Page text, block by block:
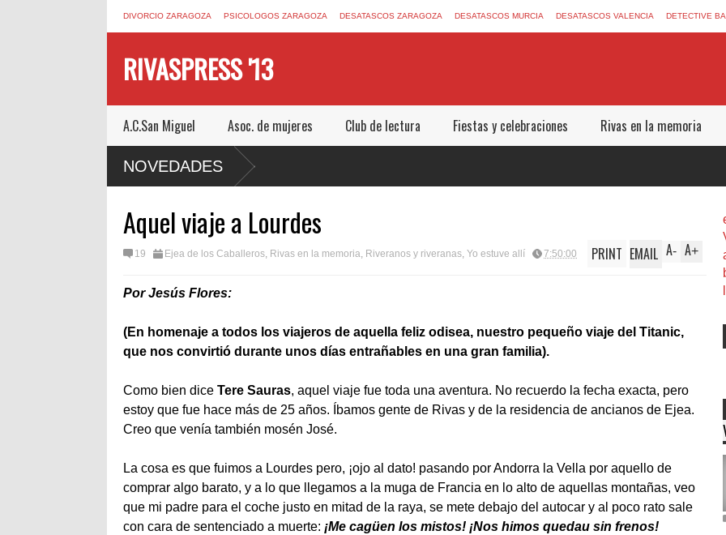
DIVORCIO ZARAGOZA PSICOLOGOS ZARAGOZA DESATASCOS ZARAGOZA DESATASCOS MURCIA DESATASCOS VALENCIA DETECTIVE
RIVASPRESS '13
A.C.San Miguel Asoc. de mujeres Club de lectura Fiestas y celebraciones Rivas en la memoria
NOVEDADES
ROOM DE MUCHO MIEDO EN
Aquel viaje a Lourdes
19 Ejea de los Caballeros, Rivas en la memoria, Riveranos y riveranas, Yo estuve allí 7:50:00 A+
A-
PRINT EMAIL
Por Jesús Flores:
(En homenaje a todos los viajeros de aquella feliz odisea, nuestro pequeño viaje del Titanic,
que nos convirtió durante unos días entrañables en una gran familia).
Como bien dice Tere Sauras, aquel viaje fue toda una aventura. No recuerdo la fecha exacta, pero
estoy que fue hace más de 25 años. Íbamos gente de Rivas y de la residencia de ancianos de Ejea.
Creo que venía también mosén José.
La cosa es que fuimos a Lourdes pero, ¡ojo al dato! pasando por Andorra la Vella por aquello de
comprar algo barato, y a lo que llegamos a la muga de Francia en lo alto de aquellas montañas, veo
que mi padre para el coche justo en mitad de la raya, se mete debajo del autocar y al poco rato sale
con cara de sentenciado a muerte: ¡Me cagüen los mistos! ¡Nos himos quedau sin frenos!